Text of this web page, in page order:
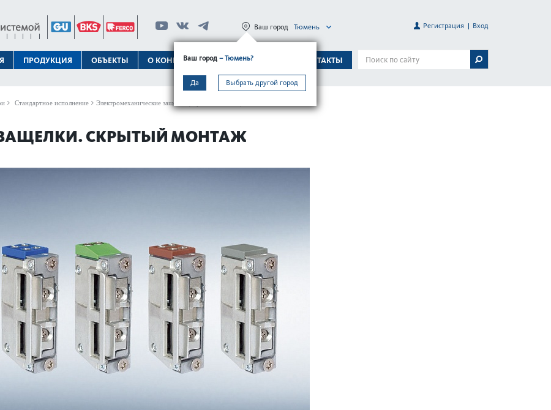
ПРОДУКЦИЯ ОБЪЕКТЫ О КОНЦЕРНЕ ТЕХПОДДЕРЖКА КОНТАКТЫ
Ваш город – Тюмень?
Да Выбрать другой город
Ваш город Тюмень Регистрация Вход
Стандартное исполнение Электромеханические защелки (скрытый монтаж)
СКРЫТЫЙ МОНТАЖ